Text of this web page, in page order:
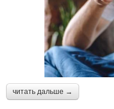
читать дальше →